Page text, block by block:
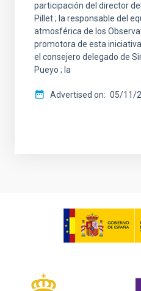
participación del director
Pillet ; la responsable del
atmosférica de los
promotora de esta
el consejero delegado de
Pueyo ; la
Advertised on 05/11/